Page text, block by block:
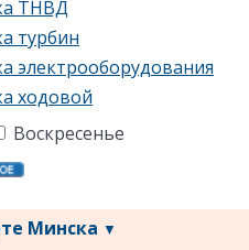
ТНВД
турбин
электрооборудования
ходовой
Воскресенье
Минска ▼